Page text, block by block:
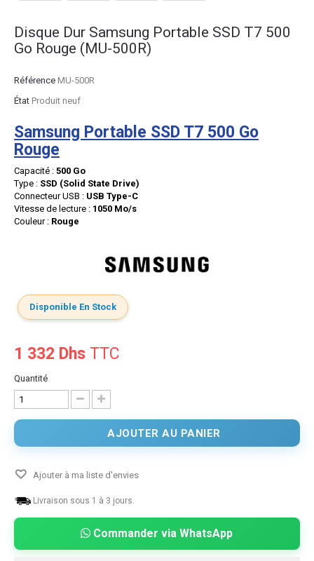
Disque Dur Samsung Portable SSD T7 500
Go Rouge (MU-500R)
Référence MU-500R
État Produit neuf
Samsung Portable SSD T7 500 Go
Rouge
Capacité : 500 Go
Type : SSD (Solid State Drive)
Connecteur USB : USB Type-C
Vitesse de lecture : 1050 Mo/s
Couleur : Rouge
Disponible En Stock
1 332 Dhs TTC
Quantité
AJOUTER AU PANIER
Ajouter à ma liste d'envies
Livraison sous 1 à 3 jours.
Commander via WhatsApp